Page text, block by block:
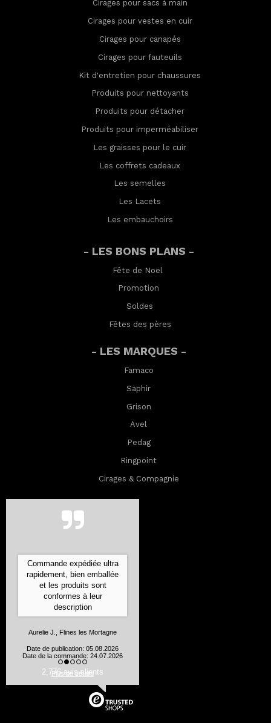
Cirages pour sacs à main
Cirages pour vestes en cuir
Cirages pour canapés
Cirages pour fauteuils
Kit d'entretien pour chaussures
Produits pour nettoyants
Produits pour détacher
Produits pour imperméabiliser
Les graisses pour le cuir
Les coffrets cadeaux
Les semelles
Les Lacets
Les embauchoirs
- LES BONS PLANS -
Fête de Noël
Promotion
Soldes
Fêtes des pères
- LES MARQUES -
Famaco
Saphir
Grison
Avel
Pedag
Ringpoint
Cirages & Compagnie
Commande expédiée ultra
rapidement, bien emballée
et les produits sont
conformes à leur
description
Aurelie J., Flines les Mortagne
Date de publication: 05.08.2026
Date de la commande: 24.07.2026
Plus de détails
2,776 avis clients